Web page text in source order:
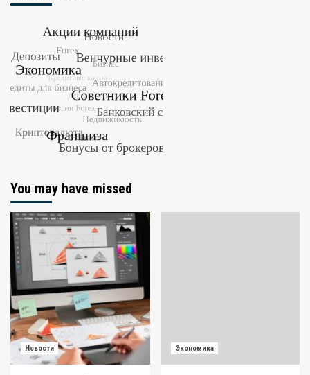
You may have missed
Новости Экономика